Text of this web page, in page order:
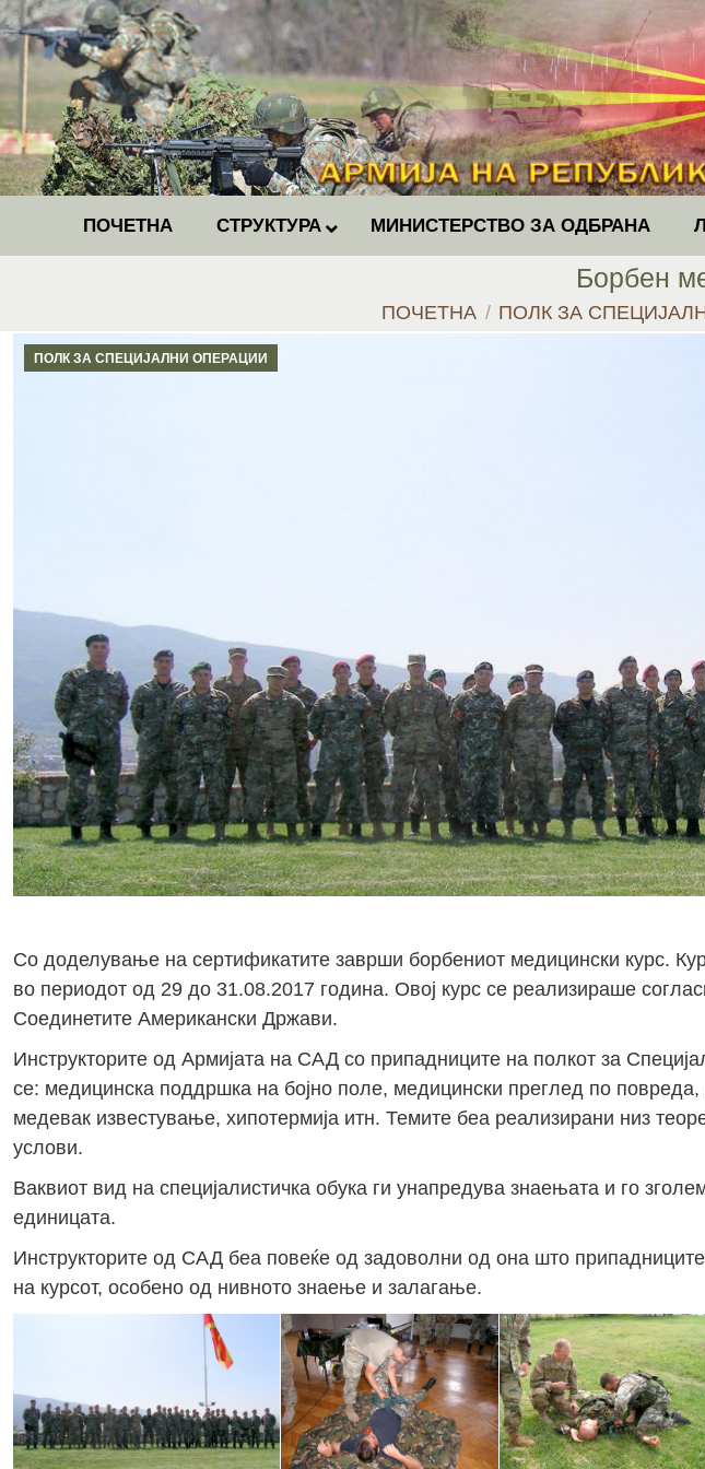
ПОЧЕТНА СТРУКТУРА МИНИСТЕРСТВО ЗА ОДБРАНА
Борбен
You are here:
ПОЧЕТНА ПОЛК ЗА
ПОЛК ЗА СПЕЦИЈАЛНИ ОПЕРАЦИИ
Со доделување на сертификатите заврши борбениот медицински курс.
во периодот од 29 до 31.08.2017 година. Овој курс се реализираше
Соединетите Американски Држави.
Инструкторите од Армијата на САД со припадниците на полкот за
се: медицинска поддршка на бојно поле, медицински преглед по
медевак известување, хипотермија итн. Темите беа реализирани низ
услови.
Ваквиот вид на специјалистичка обука ги унапредува знаењата и го
единицата.
Инструкторите од САД беа повеќе од задоволни од она што
на курсот, особено од нивното знаење и залагање.